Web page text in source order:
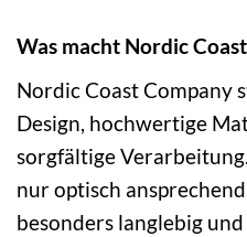
Was macht Nordic
Nordic Coast Company
Design, hochwertige
sorgfältige
nur optisch
besonders langlebig